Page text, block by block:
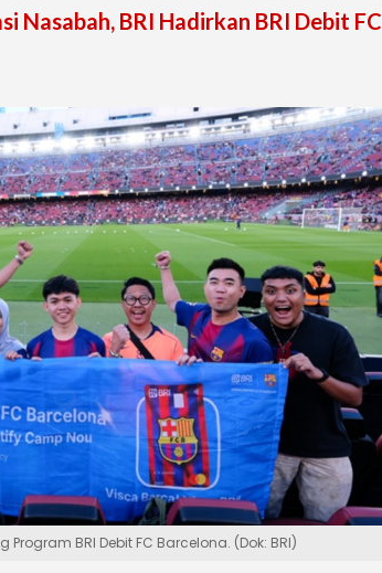
Nasabah, BRI Hadirkan BRI Debit FC
BRI Debit FC Barcelona. (Dok: BRI)